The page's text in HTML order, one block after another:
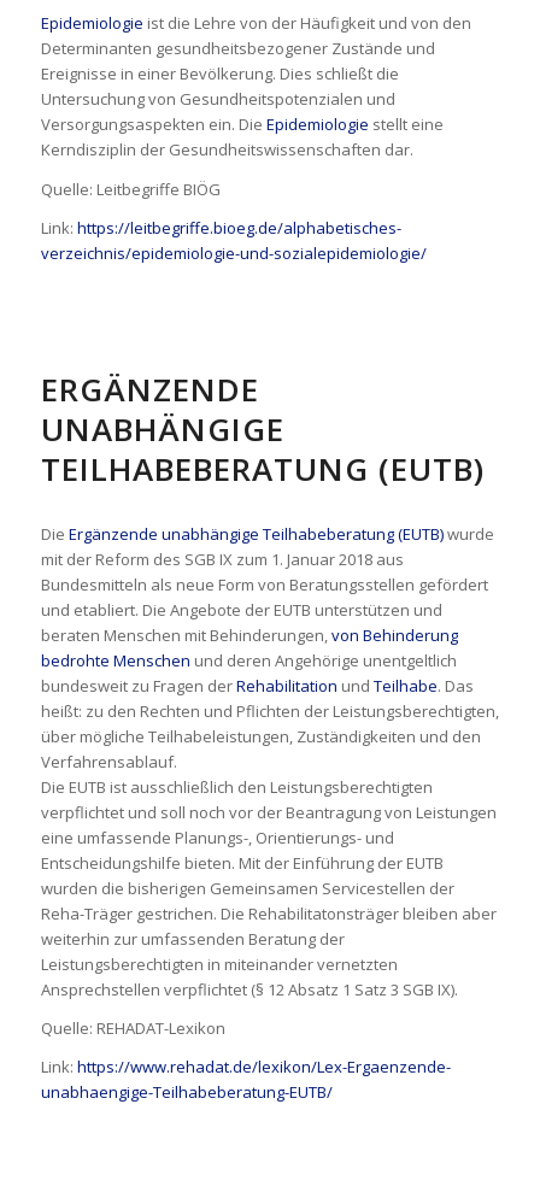
Epidemiologie ist die Lehre von der Häufigkeit und von den
Determinanten gesundheitsbezogener Zustände und
Ereignisse in einer Bevölkerung. Dies schließt die
Untersuchung von Gesundheitspotenzialen und
Versorgungsaspekten ein. Die Epidemiologie stellt eine
Kerndisziplin der Gesundheitswissenschaften dar.
Quelle: Leitbegriffe BIÖG
Link: https://leitbegriffe.bioeg.de/alphabetisches-
verzeichnis/epidemiologie-und-sozialepidemiologie/
ERGÄNZENDE
UNABHÄNGIGE
TEILHABEBERATUNG (EUTB)
Die Ergänzende unabhängige Teilhabeberatung (EUTB)wurde
mit der Reform des SGB IX zum 1. Januar 2018 aus
Bundesmitteln als neue Form von Beratungsstellen gefördert
und etabliert. Die Angebote der EUTB unterstützen und
beraten Menschen mit Behinderungen,von Behinderung
bedrohte Menschen und deren Angehörige unentgeltlich
bundesweit zu Fragen derRehabilitation und Teilhabe. Das
heißt: zu den Rechten und Pflichten der Leistungsberechtigten,
über mögliche Teilhabeleistungen, Zuständigkeiten und den
Verfahrensablauf.
Die EUTB ist ausschließlich den Leistungsberechtigten
verpflichtet und soll noch vor der Beantragung von Leistungen
eine umfassende Planungs-, Orientierungs- und
Entscheidungshilfe bieten. Mit der Einführung der EUTB
wurden die bisherigen Gemeinsamen Servicestellen der
Reha-Träger gestrichen. Die Rehabilitatonsträger bleiben aber
weiterhin zur umfassenden Beratung der
Leistungsberechtigten in miteinander vernetzten
Ansprechstellen verpflichtet (§ 12 Absatz 1 Satz 3 SGB IX).
Quelle: REHADAT-Lexikon
Link: https://www.rehadat.de/lexikon/Lex-Ergaenzende-
unabhaengige-Teilhabeberatung-EUTB/